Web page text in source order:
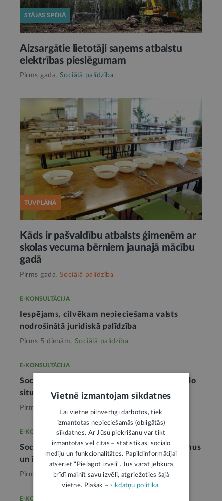
STĀJAS SPĒKĀ
Aizsargātie lietotāji saņems atbalstu
elektrības pieslēgumam
Pirms gada, Sociālā palīdzība
TUVPLĀNĀ
Kāds ir pašvaldību atbalsts ģimenēm ar
skolas vecuma bērniem jaunajā mācību
gadā
Pirms gada, Sociālā palīdzība
E-KONSULTĀCIJA
Iespējams, cilvēkam nepieciešama valsts
nodrošinātā juridiskā palīdzība
Pirms 5 dienām, Sociālā palīdzība
E-KONSULTĀCIJA
Sociālās palīdzības sniegšanai vērtē materiālo
situāciju
Pirms mēneša, Sociālā palīdzība
E-KONSULTĀCIJA
Sociālās palīdzības sniegšanai vērtē ienākumus
un īpašumus
Pirms mēneša, Sociālā palīdzība
E-KONSULTĀCIJA
Vietnē izmantojam sīkdatnes
Lai vietne pilnvērtīgi darbotos, tiek
izmantotas nepieciešamās (obligātās)
sīkdatnes. Ar Jūsu piekrišanu var tikt
izmantotas vēl citas – statistikas, sociālo
mediju un funkcionalitātes. Papildinformācijai
atveriet "Pielāgot izvēli". Jūs varat jebkurā
brīdī mainīt savu izvēli, atgriežoties šajā
vietnē. Plašāk –sīkdatņu politikā.